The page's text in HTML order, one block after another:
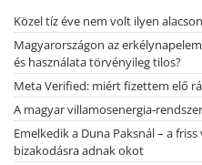
Közel tíz éve nem volt ilyen
Magyarországon az
és használata törvényileg tilos?
Meta Verified: miért fizettem elő
A magyar villamosenergia-
Emelkedik a Duna Paksnál – a
bizakodásra adnak okot